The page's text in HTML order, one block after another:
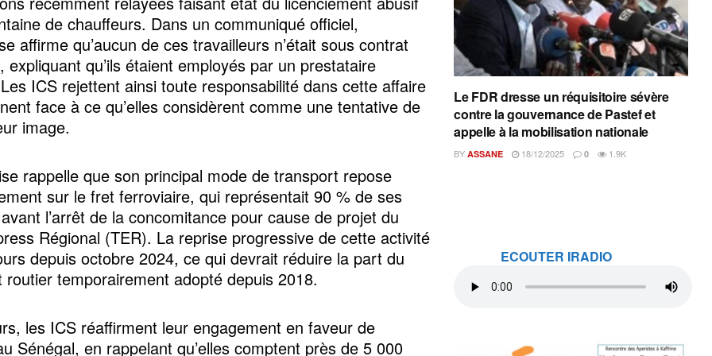
de chauffeurs. Dans un communiqué officiel,
affirme qu’aucun de ces travailleurs n’était sous contrat
expliquant qu’ils étaient employés par un prestataire
ICS rejettent ainsi toute responsabilité dans cette affaire
face à ce qu’elles considèrent comme une tentative de
image.
rappelle que son principal mode de transport repose
sur le fret ferroviaire, qui représentait 90 % de ses
l’arrêt de la concomitance pour cause de projet du
Régional (TER). La reprise progressive de cette activité
depuis octobre 2024, ce qui devrait réduire la part du
temporairement adopté depuis 2018.
les ICS réaffirment leur engagement en faveur de
Sénégal, en rappelant qu’elles comptent près de 5 000
Le FDR dresse un réquisitoire sévère
contre la gouvernance de Pastef et
appelle à la mobilisation nationale
BY ASSANE 18/12/2025 0 1.9K
ECOUTER IRADIO